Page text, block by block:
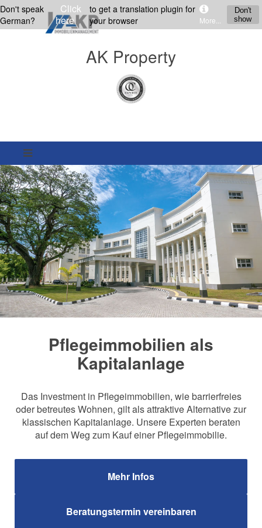
AK Property
Don't speak
German?
Click
here
to get a translation plugin for
your browser
More...
Don't
show
Pflegeimmobilien als
Kapitalanlage
Das Investment in Pflegeimmobilien, wie barrierfreies
oder betreutes Wohnen, gilt als attraktive Alternative zur
klassischen Kapitalanlage. Unsere Experten beraten
auf dem Weg zum Kauf einer Pflegeimmobilie.
Mehr Infos
Beratungstermin vereinbaren